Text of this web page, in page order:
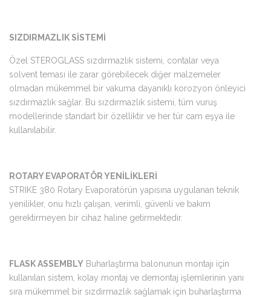
SIZDIRMAZLIK SİSTEMİ
Özel STEROGLASS sızdırmazlık sistemi, contalar veya
solvent teması ile zarar görebilecek diğer malzemeler
olmadan mükemmel bir vakuma dayanıklı korozyon önleyici
sızdırmazlık sağlar. Bu sızdırmazlık sistemi, tüm vuruş
modellerinde standart bir özelliktir ve her tür cam eşya ile
kullanılabilir.
ROTARY EVAPORATÖR YENİLİKLERİ
STRIKE 380 Rotary Evaporatörün yapısına uygulanan teknik
yenilikler, onu hızlı çalışan, verimli, güvenli ve bakım
gerektirmeyen bir cihaz haline getirmektedir.
FLASK ASSEMBLY Buharlaştırma balonunun montajı için
kullanılan sistem, kolay montaj ve demontaj işlemlerinin yanı
sıra mükemmel bir sızdırmazlık sağlamak için buharlaştırma